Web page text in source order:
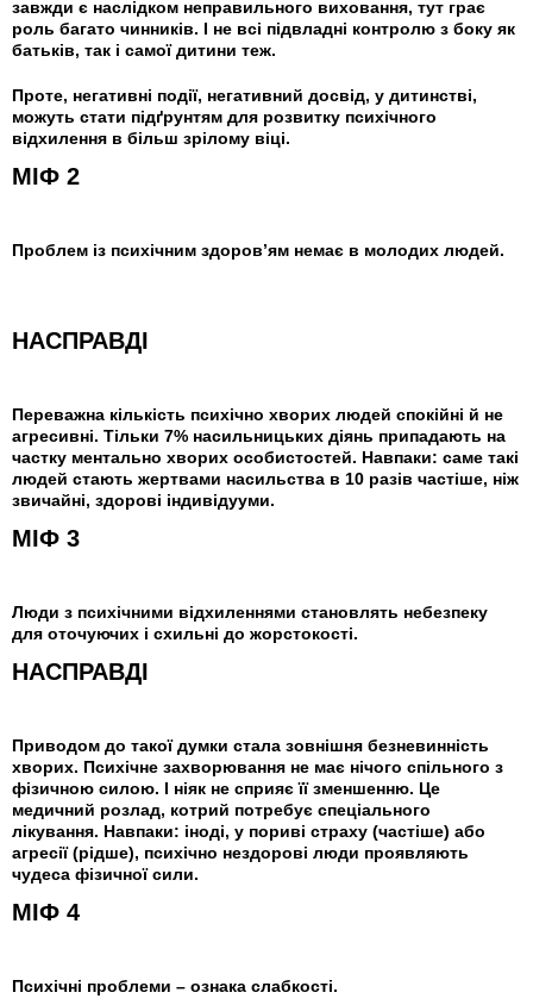
МІФ 2
Проблем із психічним здоров’ям немає в молодих людей.
завжди є наслідком неправильного виховання, тут грає
роль багато чинників. І не всі підвладні контролю з боку як
батьків, так і самої дитини теж.
Проте, негативні події, негативний досвід, у дитинстві,
можуть стати підґрунтям для розвитку психічного
відхилення в більш зрілому віці.
МІФ 3
Люди з психічними відхиленнями становлять небезпеку
для оточуючих і схильні до жорстокості.
НАСПРАВДІ
Переважна кількість психічно хворих людей спокійні й не
агресивні. Тільки 7% насильницьких діянь припадають на
частку ментально хворих особистостей. Навпаки: саме такі
людей стають жертвами насильства в 10 разів частіше, ніж
звичайні, здорові індивідууми.
МІФ 4
Психічні проблеми – ознака слабкості.
НАСПРАВДІ
Приводом до такої думки стала зовнішня безневинність
хворих. Психічне захворювання не має нічого спільного з
фізичною силою. І ніяк не сприяє її зменшенню. Це
медичний розлад, котрий потребує спеціального
лікування. Навпаки: іноді, у пориві страху (частіше) або
агресії (рідше), психічно нездорові люди проявляють
чудеса фізичної сили.